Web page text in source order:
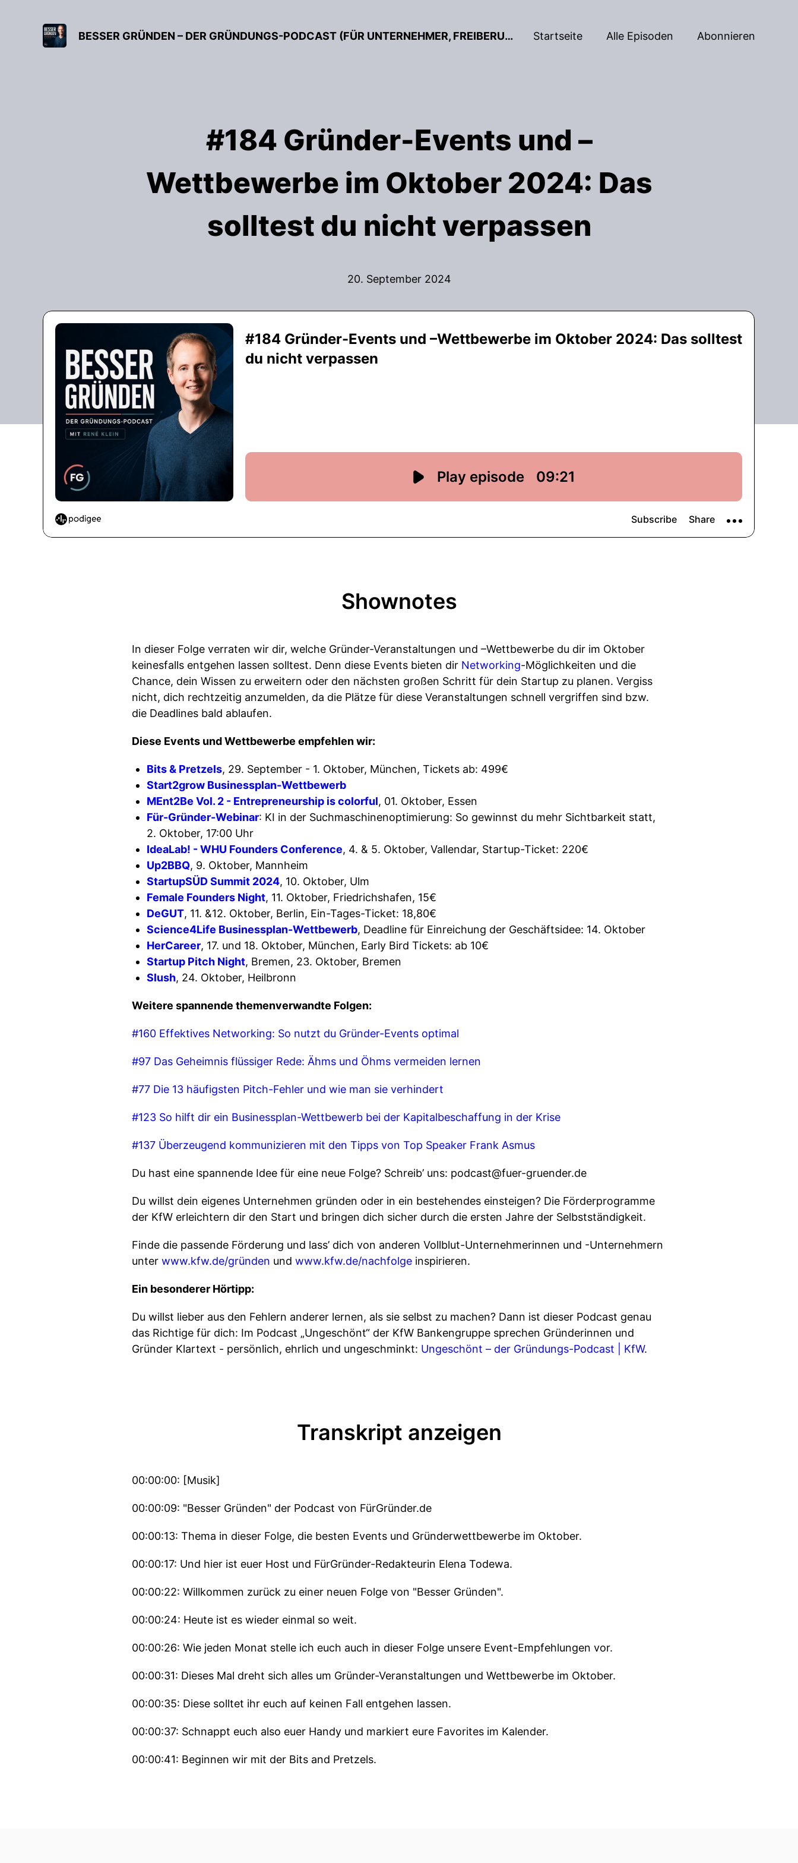
BESSER GRÜNDEN – DER GRÜNDUNGS-PODCAST (FÜR UNTERNEHMER, FREIBERUFLER & START-UPS) Startseite Alle Episoden Abonnieren
#184 Gründer-Events und –
Wettbewerbe im Oktober 2024: Das
solltest du nicht verpassen
20. September 2024
Shownotes
In dieser Folge verraten wir dir, welche Gründer-Veranstaltungen und –Wettbewerbe du dir im Oktober
keinesfalls entgehen lassen solltest. Denn diese Events bieten dir Networking-Möglichkeiten und die
Chance, dein Wissen zu erweitern oder den nächsten großen Schritt für dein Startup zu planen. Vergiss
nicht, dich rechtzeitig anzumelden, da die Plätze für diese Veranstaltungen schnell vergriffen sind bzw.
die Deadlines bald ablaufen.
Diese Events und Wettbewerbe empfehlen wir:
Bits & Pretzels, 29. September - 1. Oktober, München, Tickets ab: 499€
Start2grow Businessplan-Wettbewerb
MEnt2Be Vol. 2 - Entrepreneurship is colorful, 01. Oktober, Essen
Für-Gründer-Webinar: KI in der Suchmaschinenoptimierung: So gewinnst du mehr Sichtbarkeit statt,
2. Oktober, 17:00 Uhr
IdeaLab! - WHU Founders Conference, 4. & 5. Oktober, Vallendar, Startup-Ticket: 220€
Up2BBQ, 9. Oktober, Mannheim
StartupSÜD Summit 2024, 10. Oktober, Ulm
Female Founders Night, 11. Oktober, Friedrichshafen, 15€
DeGUT, 11. &12. Oktober, Berlin, Ein-Tages-Ticket: 18,80€
Science4Life Businessplan-Wettbewerb, Deadline für Einreichung der Geschäftsidee: 14. Oktober
HerCareer, 17. und 18. Oktober, München, Early Bird Tickets: ab 10€
Startup Pitch Night, Bremen, 23. Oktober, Bremen
Slush, 24. Oktober, Heilbronn
Weitere spannende themenverwandte Folgen:
#160 Effektives Networking: So nutzt du Gründer-Events optimal
#97 Das Geheimnis flüssiger Rede: Ähms und Öhms vermeiden lernen
⁠⁠⁠⁠#77 Die 13 häufigsten Pitch-Fehler und wie man sie verhindert
⁠⁠⁠#123 So hilft dir ein Businessplan-Wettbewerb bei der Kapitalbeschaffung in der Krise
⁠⁠⁠#137 Überzeugend kommunizieren mit den Tipps von Top Speaker Frank Asmus
Du hast eine spannende Idee für eine neue Folge? Schreib’ uns: ⁠⁠⁠⁠⁠⁠podcast@fuer-gruender.de⁠⁠⁠⁠⁠⁠
Du willst dein eigenes Unternehmen gründen oder in ein bestehendes einsteigen? Die Förderprogramme
der KfW erleichtern dir den Start und bringen dich sicher durch die ersten Jahre der Selbstständigkeit.
Finde die passende Förderung und lass’ dich von anderen Vollblut-Unternehmerinnen und -Unternehmern
unter⁠⁠⁠⁠ ⁠⁠⁠⁠⁠⁠⁠⁠⁠⁠www.kfw.de/gründen ⁠⁠⁠⁠⁠⁠ und ⁠⁠www.kfw.de/nachfolge⁠⁠ inspirieren.
Ein besonderer Hörtipp:
Du willst lieber aus den Fehlern anderer lernen, als sie selbst zu machen? Dann ist dieser Podcast genau
das Richtige für dich: Im Podcast „Ungeschönt“ der KfW Bankengruppe sprechen Gründerinnen und
Gründer Klartext - persönlich, ehrlich und ungeschminkt: ⁠⁠⁠⁠⁠⁠Ungeschönt – der Gründungs-Podcast | KfW⁠⁠⁠⁠⁠⁠.
Transkript anzeigen
00:00:00: [Musik]
00:00:09: "Besser Gründen" der Podcast von FürGründer.de
00:00:13: Thema in dieser Folge, die besten Events und Gründerwettbewerbe im Oktober.
00:00:17: Und hier ist euer Host und FürGründer-Redakteurin Elena Todewa.
00:00:22: Willkommen zurück zu einer neuen Folge von "Besser Gründen".
00:00:24: Heute ist es wieder einmal so weit.
00:00:26: Wie jeden Monat stelle ich euch auch in dieser Folge unsere Event-Empfehlungen vor.
00:00:31: Dieses Mal dreht sich alles um Gründer-Veranstaltungen und Wettbewerbe im Oktober.
00:00:35: Diese solltet ihr euch auf keinen Fall entgehen lassen.
00:00:37: Schnappt euch also euer Handy und markiert eure Favorites im Kalender.
00:00:41: Beginnen wir mit der Bits and Pretzels.